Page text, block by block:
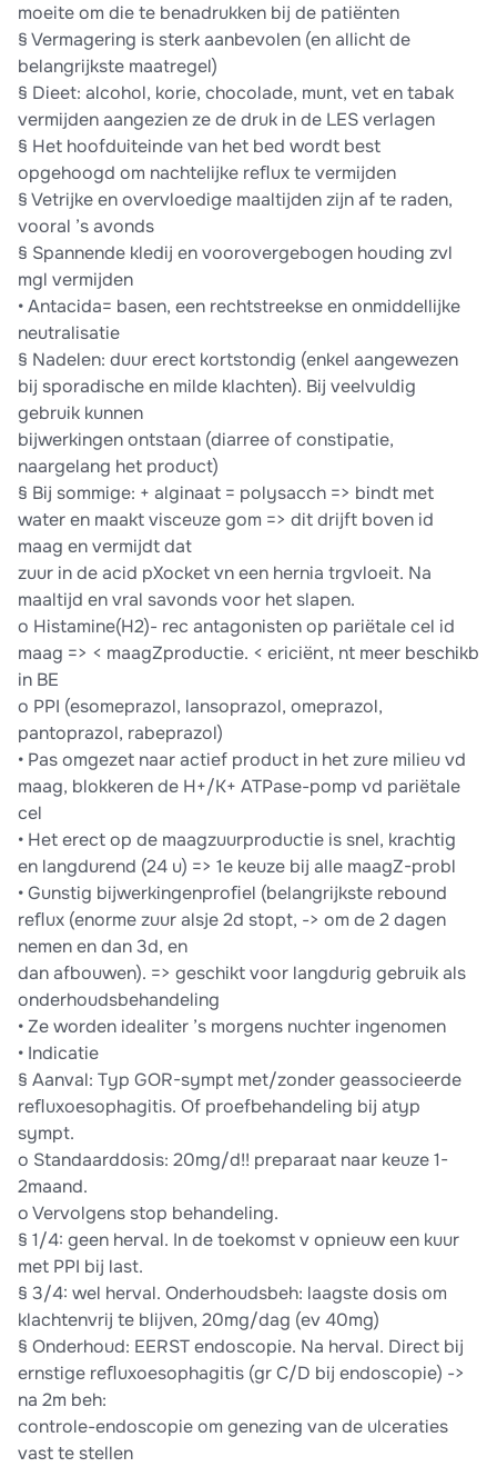
moeite om die te benadrukken bij de patiënten
§ Vermagering is sterk aanbevolen (en allicht de
belangrijkste maatregel)
§ Dieet: alcohol, korie, chocolade, munt, vet en tabak
vermijden aangezien ze de druk in de LES verlagen
§ Het hoofduiteinde van het bed wordt best
opgehoogd om nachtelijke reﬂux te vermijden
§ Vetrijke en overvloedige maaltijden zijn af te raden,
vooral ’s avonds
§ Spannende kledij en voorovergebogen houding zvl
mgl vermijden
• Antacida= basen, een rechtstreekse en onmiddellijke
neutralisatie
§ Nadelen: duur erect kortstondig (enkel aangewezen
bij sporadische en milde klachten). Bij veelvuldig
gebruik kunnen
bijwerkingen ontstaan (diarree of constipatie,
naargelang het product)
§ Bij sommige: + alginaat = polysacch => bindt met
water en maakt visceuze gom => dit drijft boven id
maag en vermijdt dat
zuur in de acid pXocket vn een hernia trgvloeit. Na
maaltijd en vral savonds voor het slapen.
o Histamine(H2)- rec antagonisten op pariëtale cel id
maag => < maagZproductie. < ericiënt, nt meer beschikb
in BE
o PPI (esomeprazol, lansoprazol, omeprazol,
pantoprazol, rabeprazol)
• Pas omgezet naar actief product in het zure milieu vd
maag, blokkeren de H+/K+ ATPase-pomp vd pariëtale
cel
• Het erect op de maagzuurproductie is snel, krachtig
en langdurend (24 u) => 1e keuze bij alle maagZ-probl
• Gunstig bijwerkingenproﬁel (belangrijkste rebound
reﬂux (enorme zuur alsje 2d stopt, -> om de 2 dagen
nemen en dan 3d, en
dan afbouwen). => geschikt voor langdurig gebruik als
onderhoudsbehandeling
• Ze worden idealiter ’s morgens nuchter ingenomen
• Indicatie
§ Aanval: Typ GOR-sympt met/zonder geassocieerde
reﬂuxoesophagitis. Of proefbehandeling bij atyp
sympt.
o Standaarddosis: 20mg/d!! preparaat naar keuze 1-
2maand.
o Vervolgens stop behandeling.
§ 1/4: geen herval. In de toekomst v opnieuw een kuur
met PPI bij last.
§ 3/4: wel herval. Onderhoudsbeh: laagste dosis om
klachtenvrij te blijven, 20mg/dag (ev 40mg)
§ Onderhoud: EERST endoscopie. Na herval. Direct bij
ernstige reﬂuxoesophagitis (gr C/D bij endoscopie) ->
na 2m beh:
controle-endoscopie om genezing van de ulceraties
vast te stellen